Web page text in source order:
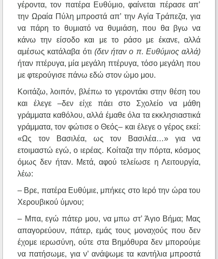
γέροντα, τον πατέρα Ευθύμιο, φαίνεται πέρασε απ’
την Ωραία Πύλη μπροστά απ’ την Αγία Τράπεζα, για
να πάρη το θυμιατό να θυμιάση, που θα βγω να
κάνω την είσοδο και με το ράσο με έκανε, αλλά
αμέσως κατάλαβα ότι (δεν ήταν ο π. Ευθύμιος αλλά)
ήταν πτέρυγα, μία μεγάλη πτέρυγα, τόσο μεγάλη που
με φτερούγισε πάνω εδώ στον ώμο μου.
Κοιτάζω, λοιπόν, βλέπω το γεροντάκι στην θέση του
και έλεγε –δεν είχε πάει στο Σχολείο να μάθη
γράμματα καθόλου, αλλά έμαθε όλα τα εκκλησιαστικά
γράμματα, τον φώτισε ο Θεός– και έλεγε ο γέρος εκεί:
«Ως τον Βασιλέα, ως τον Βασιλέα…» για να
ετοιμαστώ εγώ, ο ιερέας. Κοίταζα την πόρτα, κόσμος
όμως δεν ήταν. Μετά, αφού τελείωσε η Λειτουργία,
λέω:
– Βρε, πατέρα Ευθύμιε, μπήκες στο Ιερό την ώρα του
Χερουβικού ύμνου;
– Μπα, εγώ πάτερ μου, να μπω στ’ Άγιο Βήμα; Μας
απαγορεύουν, πάτερ, εμάς τους μοναχούς που δεν
έχομε ιερωσύνη, ούτε στα Βημόθυρα δεν μπορούμε
να πατήσωμε, για ν’ ανάψωμε τα καντήλια μπροστά